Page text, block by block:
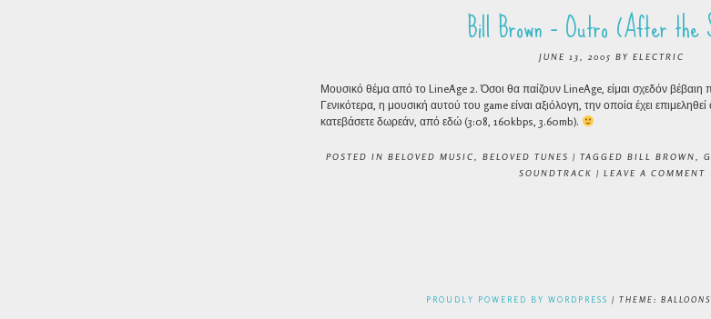
Bill Brown – Outro (After the
JUNE 13, 2005 BY ELECTRIC
Μουσικό θέμα από το LineAge 2. Όσοι θα παίζουν LineAge, είμαι σχεδόν
Γενικότερα, η μουσική αυτού του game είναι αξιόλογη, την οποία έχει
κατεβάσετε δωρεάν, από εδώ (3:08, 160kbps, 3.60mb).
POSTED IN BELOVED MUSIC BELOVED TUNES | TAGGED BILL BROWN
SOUNDTRACK | LEAVE A COMMENT
POST NAVIGATION
PROUDLY POWERED BY WORDPRESS | THEME: